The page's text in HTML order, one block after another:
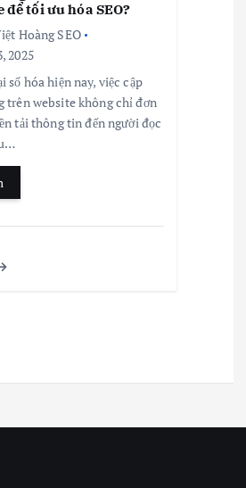
để tối ưu hóa SEO?
Hoàng SEO
2025
số hóa hiện nay, việc cập
trên website không chỉ đơn
tải thông tin đến người đọc